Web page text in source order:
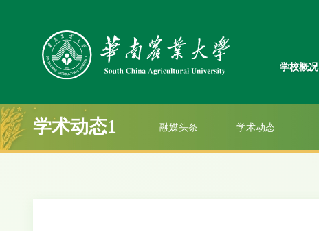
学校概况
学术动态1 融媒头条 学术动态